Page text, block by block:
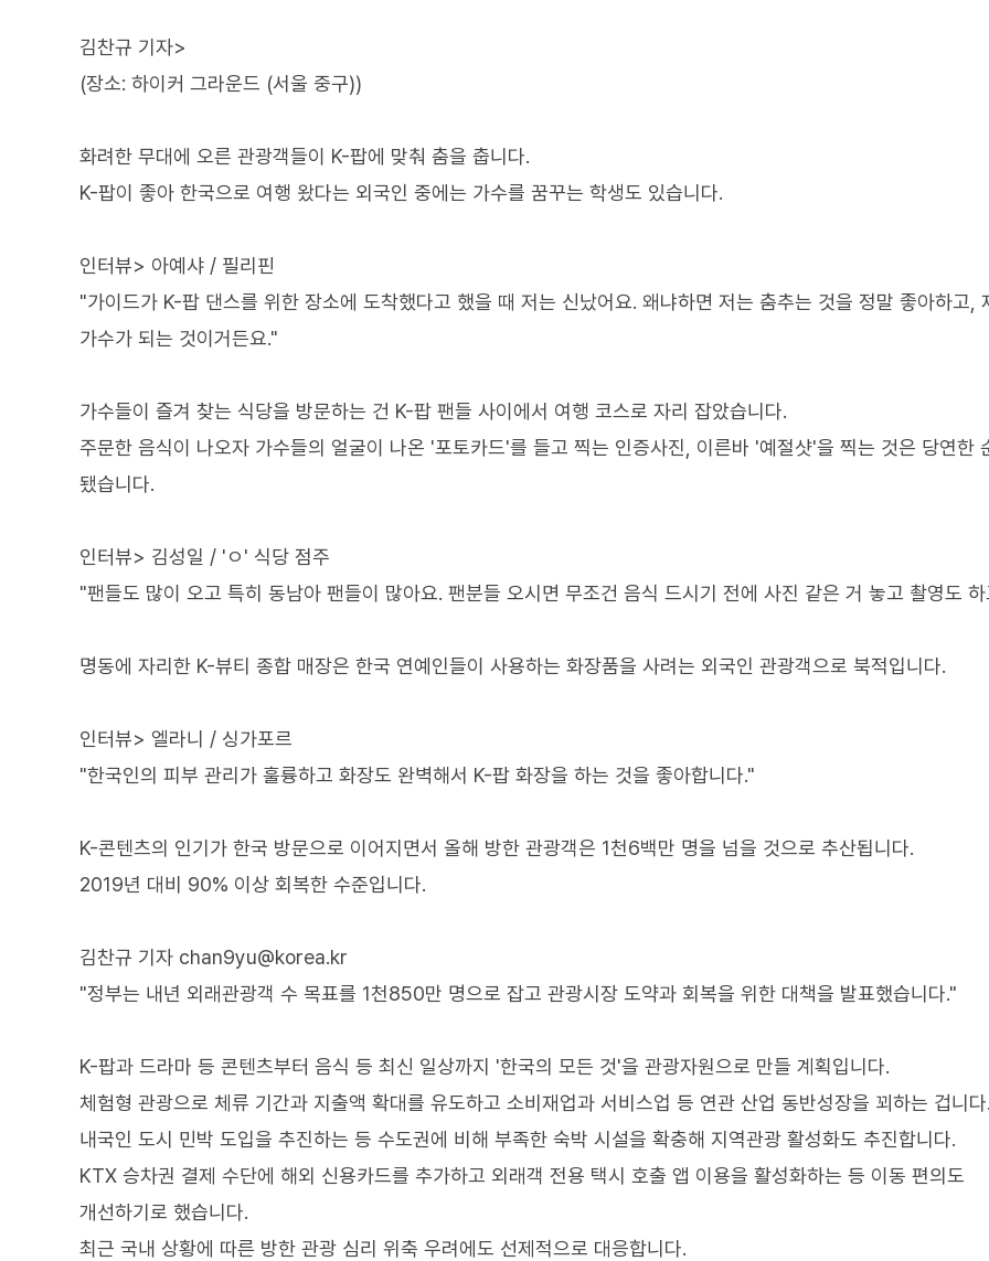
김찬규 기자>
(장소: 하이커 그라운드 (서울 중구))
화려한 무대에 오른 관광객들이 K-팝에 맞춰 춤을 춥니다.
K-팝이 좋아 한국으로 여행 왔다는 외국인 중에는 가수를 꿈꾸는 학생도 있습니다.
인터뷰> 아예샤 / 필리핀
"가이드가 K-팝 댄스를 위한 장소에 도착했다고 했을 때 저는 신났어요. 왜냐하면 저는 춤추는 것을 정말 좋아하고,
가수가 되는 것이거든요."
가수들이 즐겨 찾는 식당을 방문하는 건 K-팝 팬들 사이에서 여행 코스로 자리 잡았습니다.
주문한 음식이 나오자 가수들의 얼굴이 나온 '포토카드'를 들고 찍는 인증사진, 이른바 '예절샷'을 찍는 것은 당연한
됐습니다.
인터뷰> 김성일 / 'ㅇ' 식당 점주
"팬들도 많이 오고 특히 동남아 팬들이 많아요. 팬분들 오시면 무조건 음식 드시기 전에 사진 같은 거 놓고 촬영도 하
명동에 자리한 K-뷰티 종합 매장은 한국 연예인들이 사용하는 화장품을 사려는 외국인 관광객으로 북적입니다.
인터뷰> 엘라니 / 싱가포르
"한국인의 피부 관리가 훌륭하고 화장도 완벽해서 K-팝 화장을 하는 것을 좋아합니다."
K-콘텐츠의 인기가 한국 방문으로 이어지면서 올해 방한 관광객은 1천6백만 명을 넘을 것으로 추산됩니다.
2019년 대비 90% 이상 회복한 수준입니다.
김찬규 기자 chan9yu@korea.kr
"정부는 내년 외래관광객 수 목표를 1천850만 명으로 잡고 관광시장 도약과 회복을 위한 대책을 발표했습니다."
K-팝과 드라마 등 콘텐츠부터 음식 등 최신 일상까지 '한국의 모든 것'을 관광자원으로 만들 계획입니다.
체험형 관광으로 체류 기간과 지출액 확대를 유도하고 소비재업과 서비스업 등 연관 산업 동반성장을 꾀하는 겁니다.
내국인 도시 민박 도입을 추진하는 등 수도권에 비해 부족한 숙박 시설을 확충해 지역관광 활성화도 추진합니다.
KTX 승차권 결제 수단에 해외 신용카드를 추가하고 외래객 전용 택시 호출 앱 이용을 활성화하는 등 이동 편의도
개선하기로 했습니다.
최근 국내 상황에 따른 방한 관광 심리 위축 우려에도 선제적으로 대응합니다.